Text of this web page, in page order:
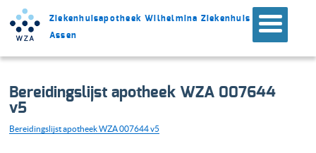
Ziekenhuisapotheek Wilhelmina Ziekenhuis
Assen
Bereidingslijst apotheek WZA 007644
v5
Bereidingslijst apotheek WZA 007644 v5